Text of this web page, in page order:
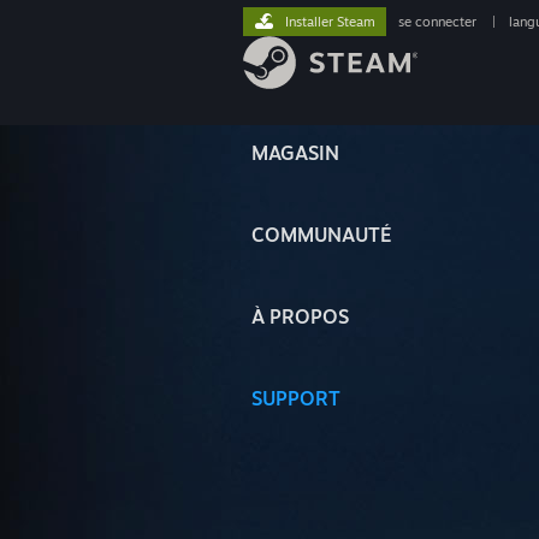
MAGASIN
COMMUNAUTÉ
À PROPOS
SUPPORT
Installer Steam se connecter